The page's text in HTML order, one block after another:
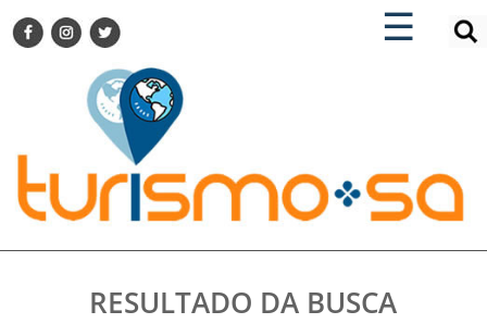
☰
×
TURISMO SA FOR BUSINESS
DESTINOS NACIONAIS
DESTINOS INTERNACIONAIS
CITY BREAK
TURISMO E MERCADO
EVENTOS
×
ENCONTRE SUA NOTÍCIA
RESULTADO DA BUSCA